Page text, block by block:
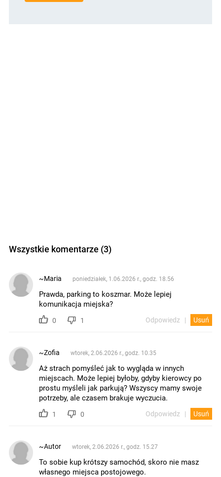
Wszystkie komentarze (3)
~Maria poniedziałek, 1.06.2026 r., godz. 18.56
Prawda, parking to koszmar. Może lepiej
komunikacja miejska?
0 1 Odpowiedz Usuń
~Zofia wtorek, 2.06.2026 r., godz. 10.35
Aż strach pomyśleć jak to wygląda w innych
miejscach. Może lepiej byłoby, gdyby kierowcy po
prostu myśleli jak parkują? Wszyscy mamy swoje
potrzeby, ale czasem brakuje wyczucia.
1 0 Odpowiedz Usuń
~Autor wtorek, 2.06.2026 r., godz. 15.27
To sobie kup krótszy samochód, skoro nie masz
własnego miejsca postojowego.